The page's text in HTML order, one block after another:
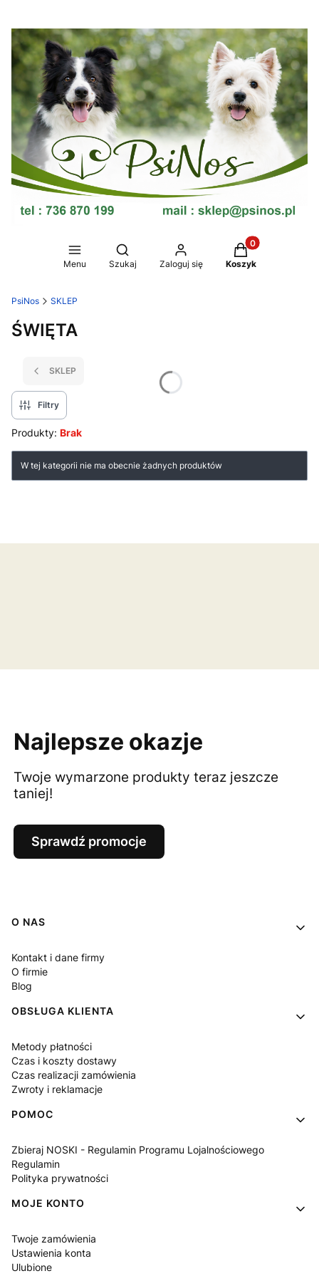
Menu
Otwórz wyszukiwarkę
Szukaj Zaloguj się
Produkty w
Koszyk
PsiNos SKLEP
ŚWIĘTA
SKLEP
Filtry
Produkty: Brak
Lista produktów
W tej kategorii nie ma obecnie żadnych produktów
Najlepsze okazje
Twoje wymarzone produkty teraz jeszcze
taniej!
Sprawdź promocje
Linki w stopce
O NAS
Kontakt i dane firmy
O firmie
Blog
OBSŁUGA KLIENTA
Metody płatności
Czas i koszty dostawy
Czas realizacji zamówienia
Zwroty i reklamacje
POMOC
Zbieraj NOSKI - Regulamin Programu Lojalnościowego
Regulamin
Polityka prywatności
MOJE KONTO
Twoje zamówienia
Ustawienia konta
Ulubione